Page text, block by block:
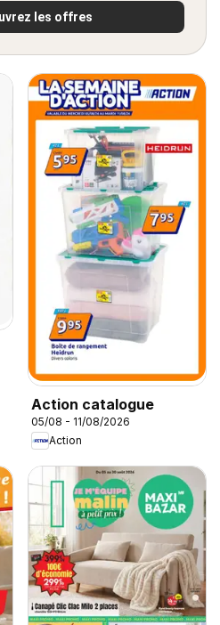
les offres
Action catalogue
05/08 - 11/08/2026
Action